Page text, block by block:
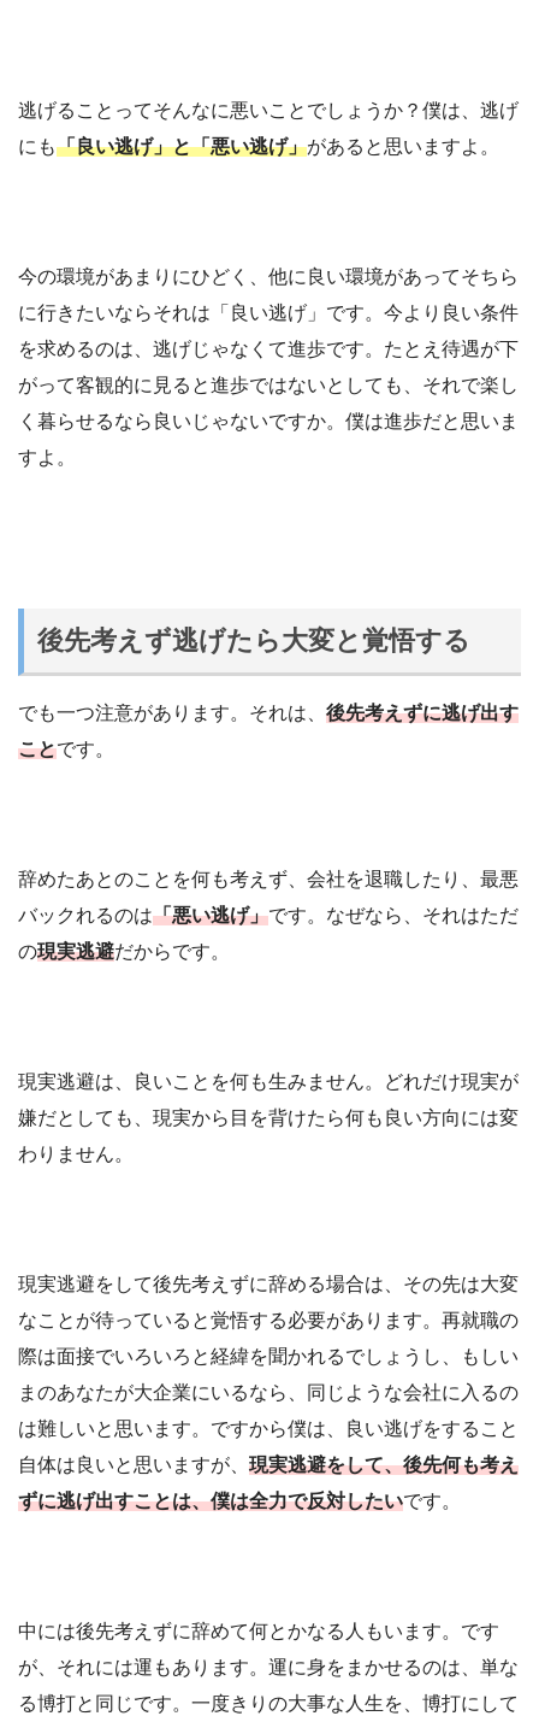
逃げることってそんなに悪いことでしょうか？僕は、逃げ
にも「良い逃げ」と「悪い逃げ」があると思いますよ。
今の環境があまりにひどく、他に良い環境があってそちら
に行きたいならそれは「良い逃げ」です。今より良い条件
を求めるのは、逃げじゃなくて進歩です。たとえ待遇が下
がって客観的に見ると進歩ではないとしても、それで楽し
く暮らせるなら良いじゃないですか。僕は進歩だと思いま
すよ。
後先考えず逃げたら大変と覚悟する
でも一つ注意があります。それは、 後先考えずに逃げ出す
ことです。
辞めたあとのことを何も考えず、会社を退職したり、最悪
バックれるのは「悪い逃げ」です。なぜなら、それはただ
の現実逃避だからです。
現実逃避は、良いことを何も生みません。どれだけ現実が
嫌だとしても、現実から目を背けたら何も良い方向には変
わりません。
現実逃避をして後先考えずに辞める場合は、その先は大変
なことが待っていると覚悟する必要があります。再就職の
際は面接でいろいろと経緯を聞かれるでしょうし、もしい
まのあなたが大企業にいるなら、同じような会社に入るの
は難しいと思います。ですから僕は、良い逃げをすること
自体は良いと思いますが、 現実逃避をして、後先何も考え
ずに逃げ出すことは、僕は全力で反対したいです。
中には後先考えずに辞めて何とかなる人もいます。です
が、それには運もあります。運に身をまかせるのは、単な
る博打と同じです。一度きりの大事な人生を、博打にして